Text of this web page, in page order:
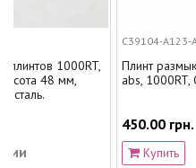
C39104-A123-A82
Плинт размыкающийся 4
abs, 1000RT, Corning
450.00 грн.